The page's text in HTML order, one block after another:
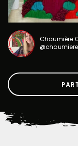
Chaumière